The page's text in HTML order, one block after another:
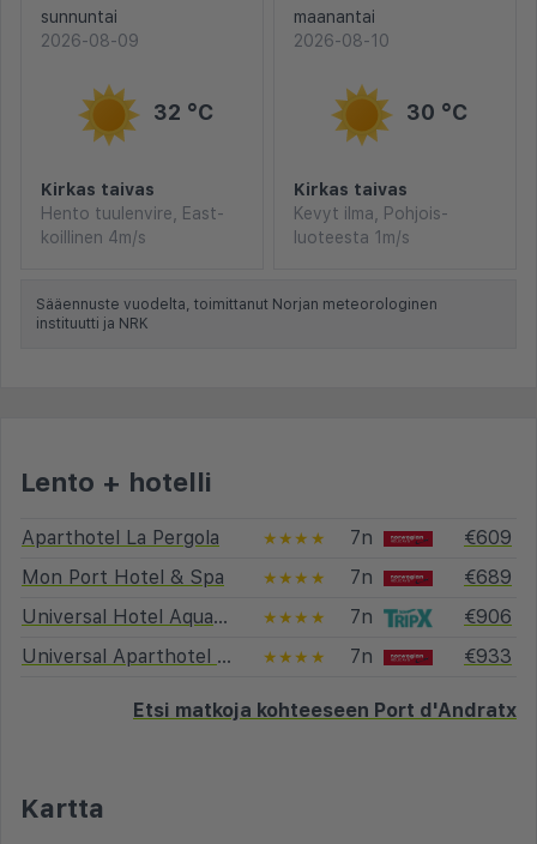
sunnuntai
2026-08-09
32 °C
Kirkas taivas
Hento tuulenvire, East-
koillinen 4m/s
maanantai
2026-08-10
30 °C
Kirkas taivas
Kevyt ilma, Pohjois-
luoteesta 1m/s
Sääennuste vuodelta, toimittanut Norjan meteorologinen
instituutti ja NRK
Lento + hotelli
Aparthotel La Pergola ★★★★ 7n
€609
Mon Port Hotel & Spa
★★★★ 7n
€689
Universal Hotel Aquamarin
★★★★ 7n
€906
Universal Aparthotel Don Camilo
★★★★ 7n €933
Etsi matkoja kohteeseen Port d'Andratx
Kartta